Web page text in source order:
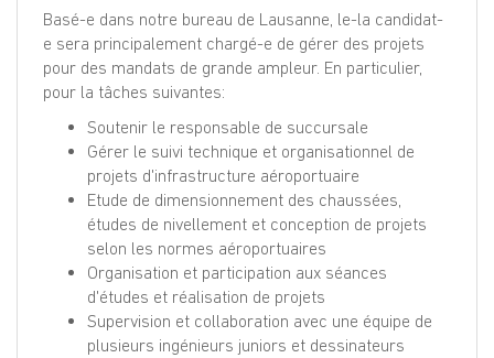
Basé-e dans notre bureau de Lausanne, le-la candidat-
e sera principalement chargé-e de gérer des projets
pour des mandats de grande ampleur. En particulier,
pour la tâches suivantes:
Soutenir le responsable de succursale
Gérer le suivi technique et organisationnel de
projets d'infrastructure aéroportuaire
Etude de dimensionnement des chaussées,
études de nivellement et conception de projets
selon les normes aéroportuaires
Organisation et participation aux séances
d'études et réalisation de projets
Supervision et collaboration avec une équipe de
plusieurs ingénieurs juniors et dessinateurs